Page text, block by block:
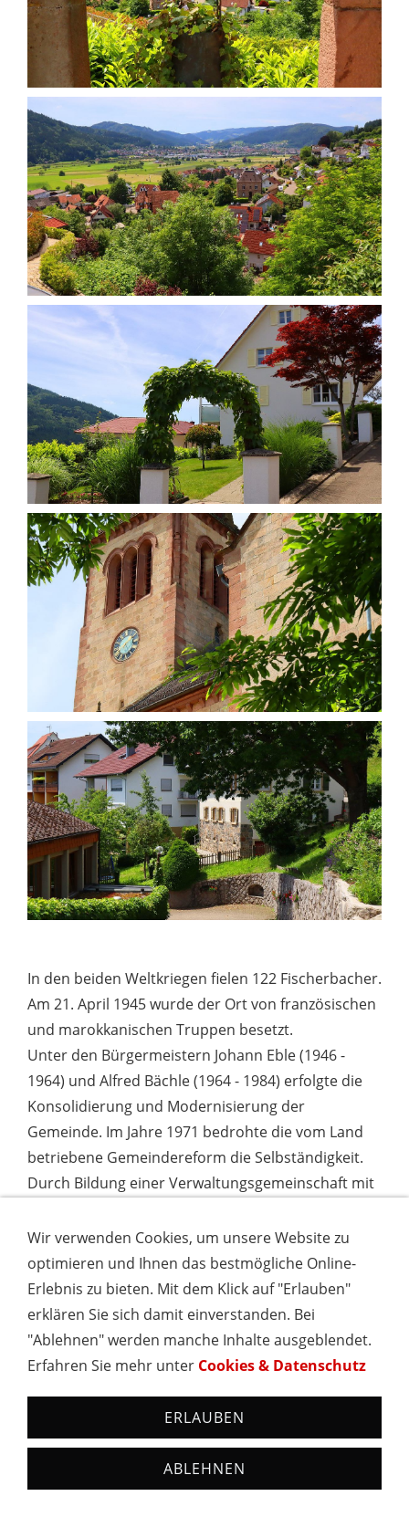
In den beiden Weltkriegen fielen 122 Fischerbacher.
Am 21. April 1945 wurde der Ort von französischen
und marokkanischen Truppen besetzt.
Unter den Bürgermeistern Johann Eble (1946 -
1964) und Alfred Bächle (1964 - 1984) erfolgte die
Konsolidierung und Modernisierung der
Gemeinde. Im Jahre 1971 bedrohte die vom Land
betriebene Gemeindereform die Selbständigkeit.
Durch Bildung einer Verwaltungsgemeinschaft mit
Verwaltung erhalten werden.
Weitere Seiten zu Fischerbach
Unterkünftein Fischerbach:Übersicht|
Ferienwohnungen Hochenhof|
Ortsbeschreibung
Wir verwenden Cookies, um unsere Website zu
optimieren und Ihnen das bestmögliche Online-
Erlebnis zu bieten. Mit dem Klick auf "Erlauben"
erklären Sie sich damit einverstanden. Bei
"Ablehnen" werden manche Inhalte ausgeblendet.
Erfahren Sie mehr unter Cookies & Datenschutz
ERLAUBEN
ABLEHNEN